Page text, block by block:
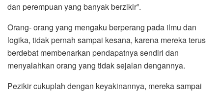
dan perempuan yang banyak berzikir”.
Orang- orang yang mengaku berperang pada ilmu dan
logika, tidak pernah sampai kesana, karena mereka terus
berdebat membenarkan pendapatnya sendiri dan
menyalahkan orang yang tidak sejalan dengannya.
Pezikir cukuplah dengan keyakinannya, mereka sampai